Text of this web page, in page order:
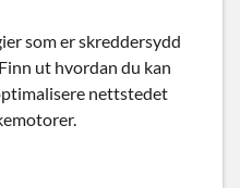
som er skreddersydd
ut hvordan du kan
nettstedet